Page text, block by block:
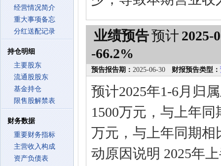
经营情况简介
重大事项备忘
分红送配记录
持仓明细
主要股东
流通股股东
基金持仓
限售股解禁表
财务数据
重要财务指标
主营收入构成
资产负债表
业绩预告预计 2025-
-66.2%
预告报告期： 2025-06-30 财报预告类型：
预计2025年1-6月归
1500万元，与上年同
万元，与上年同期相
动原因说明 2025年